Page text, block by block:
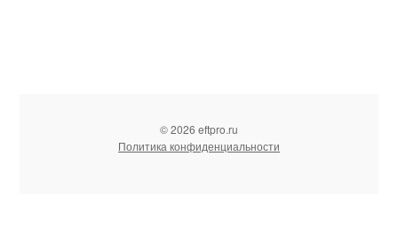
© 2026 eftpro.ru
Политика конфиденциальности